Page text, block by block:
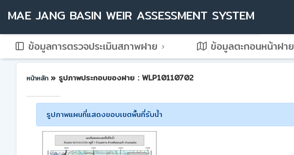
MAE JANG BASIN WEIR ASSESSMENT SYSTEM
ข้อมูลการตรวจประเมินสภาพฝาย ข้อมูลตะกอนหน้าฝาย
หน้าหลัก » รูปภาพประกอบของฝาย : WLP10110702
รูปภาพแผนที่แสดงขอบเขตพื้นที่รับน้ำ